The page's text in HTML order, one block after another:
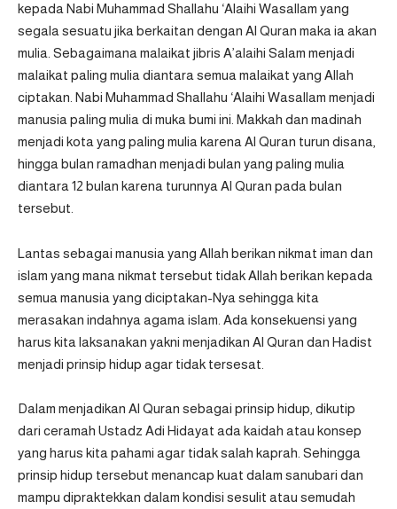
kepada Nabi Muhammad Shallahu ‘Alaihi Wasallam yang
segala sesuatu jika berkaitan dengan Al Quran maka ia akan
mulia. Sebagaimana malaikat jibris A’alaihi Salam menjadi
malaikat paling mulia diantara semua malaikat yang Allah
ciptakan. Nabi Muhammad Shallahu ‘Alaihi Wasallam menjadi
manusia paling mulia di muka bumi ini. Makkah dan madinah
menjadi kota yang paling mulia karena Al Quran turun disana,
hingga bulan ramadhan menjadi bulan yang paling mulia
diantara 12 bulan karena turunnya Al Quran pada bulan
tersebut.
Lantas sebagai manusia yang Allah berikan nikmat iman dan
islam yang mana nikmat tersebut tidak Allah berikan kepada
semua manusia yang diciptakan-Nya sehingga kita
merasakan indahnya agama islam. Ada konsekuensi yang
harus kita laksanakan yakni menjadikan Al Quran dan Hadist
menjadi prinsip hidup agar tidak tersesat.
Dalam menjadikan Al Quran sebagai prinsip hidup, dikutip
dari ceramah Ustadz Adi Hidayat ada kaidah atau konsep
yang harus kita pahami agar tidak salah kaprah. Sehingga
prinsip hidup tersebut menancap kuat dalam sanubari dan
mampu dipraktekkan dalam kondisi sesulit atau semudah